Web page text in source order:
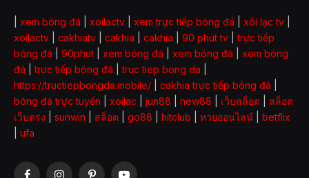
xem bóng đá xoilactv xem trực tiếp bóng đá xôi lạc tv
xoilactv
cakhiatv cakhia cakhia 90 phút tv |trực tiếp
bóng đá
90phut xem bóng đá xem bóng đá
xem bóng
đá |trực tiếp bóng đá |truc tiep bong da
https://tructiepbongda.mobile/
cakhia trực tiếp bóng đá
bóng đá trực tuyến
xoilac jun88 new88 เว็บสล็อต
สล็อต
เว็บตรง
sunwin สล็อต go88 hitclub หวยออนไลน์
betflix
ufa